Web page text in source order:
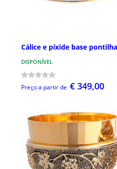
Cálice e píxide base
DISPONÍVEL
Preço a partir de € 349,00